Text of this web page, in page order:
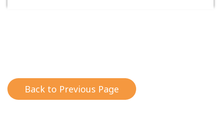
Back to Previous Page